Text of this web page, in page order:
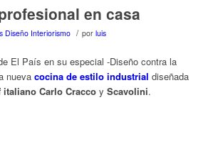
en casa
Diseño Interiorismo / por luis
El País en su especial -Diseño contra la
nueva cocina de estilo industrial diseñada
italiano Carlo Craccoy Scavolini.